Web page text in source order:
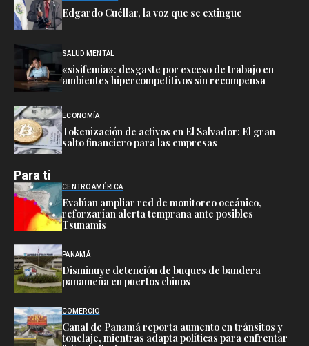
Edgardo Cuéllar, la voz que se extingue
SALUD MENTAL
«sisifemia»: desgaste por exceso de trabajo en
ambientes hipercompetitivos sin recompensa
ECONOMÍA
Tokenización de activos en El Salvador: El gran
salto financiero para las empresas
Para ti
CENTRO AMÉRICA
Evalúan ampliar red de monitoreo oceánico,
reforzarían alerta temprana ante posibles
Tsunamis
PANAMÁ
Disminuye detención de buques de bandera
panameña en puertos chinos
COMERCIO
Canal de Panamá reporta aumento en tránsitos y
tonelaje, mientras adapta políticas para enfrentar